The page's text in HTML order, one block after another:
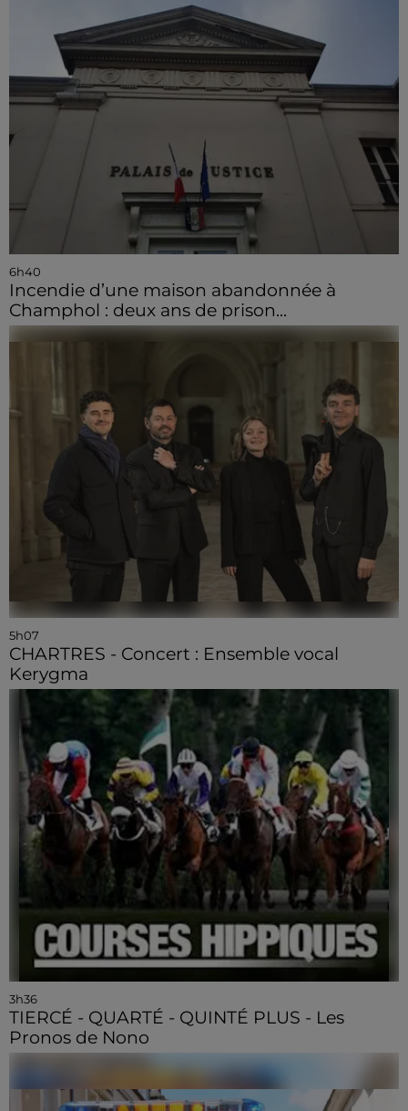
6h40
Incendie d’une maison abandonnée à
Champhol : deux ans de prison...
5h07
CHARTRES - Concert : Ensemble vocal
Kerygma
3h36
TIERCÉ - QUARTÉ - QUINTÉ PLUS - Les
Pronos de Nono